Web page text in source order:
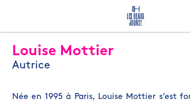
Louise Mottier
Autrice
Née en 1995 à Paris, Louise Mottier s’est